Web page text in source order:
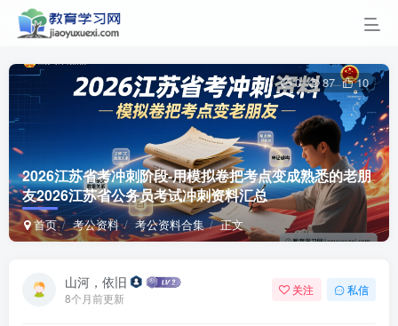
2026江苏省考冲刺阶段-用模拟卷把考点变成熟悉的老朋
友2026江苏省公务员考试冲刺资料汇总
首页 考公资料 考公资料合集 正文
0 87 10
山河，依旧
8个月前更新
关注 私信